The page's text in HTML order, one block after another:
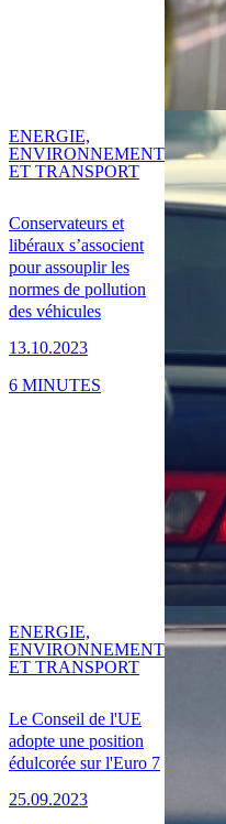
Conservateurs et
libéraux s’associent
pour assouplir les
normes de pollution
des véhicules
13.10.2023
ENERGIE,
ENVIRONNEMENT
ET TRANSPORT
6 MINUTES
Le Conseil de l'UE
adopte une position
édulcorée sur l'Euro 7
25.09.2023
ENERGIE,
ENVIRONNEMENT
ET TRANSPORT